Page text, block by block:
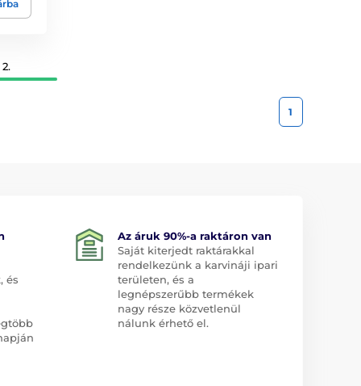
1
és
Az áruk 90%-a raktáron van
Saját kiterjedt raktárakkal
rendelkezünk a karvináji ipari
területen, és a
legnépszerűbb termékek
nagy része közvetlenül
nálunk érhető el.